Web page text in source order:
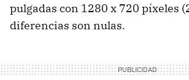
pulgadas con 1280 x 720 píxeles
diferencias son nulas.